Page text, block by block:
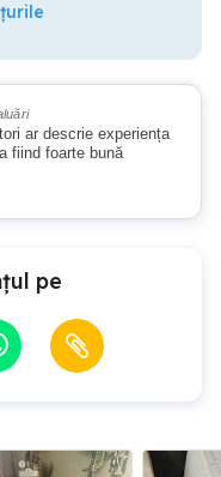
ar descrie experiența
fiind foarte bună
pe